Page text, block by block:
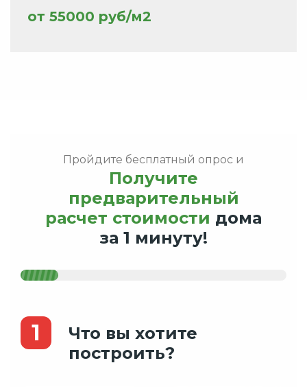
от 55000 руб/м2
Пройдите бесплатный опрос и
Получите
предварительный
расчет стоимости дома
за 1 минуту!
1
Что вы хотите
построить?